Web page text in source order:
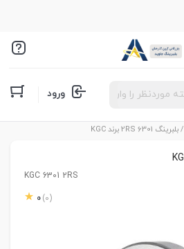
ورود
/ بلبرینگ 6301 2RS برند KGC
KGC 6301 2RS
0 (0)